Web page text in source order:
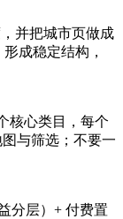
并把城市页做成
成稳定结构，
核心类目，每个
与筛选；不要一
分层）+ 付费置